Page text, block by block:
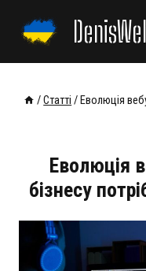
content
/Статті / Еволюція
Еволюція
бізнесу